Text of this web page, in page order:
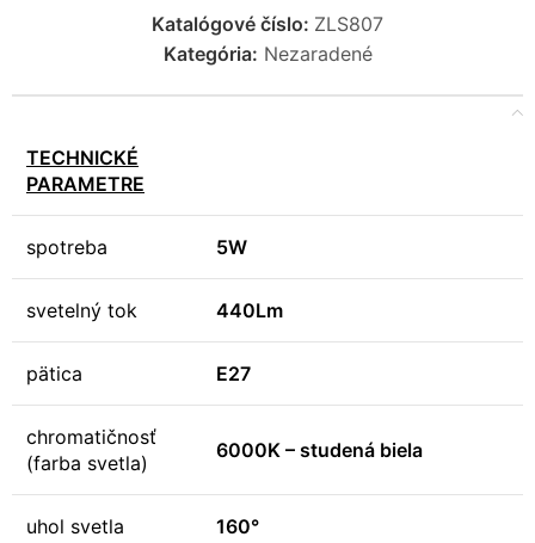
Katalógové číslo: ZLS807
Kategória: Nezaradené
TECHNICKÉ
PARAMETRE
spotreba 5W
svetelný tok 440Lm
pätica E27
chromatičnosť
(farba svetla)
6000K – studená biela
uhol svetla 160°